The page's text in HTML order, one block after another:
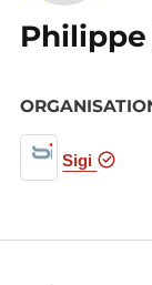
Philippe
Sigi